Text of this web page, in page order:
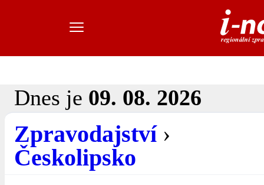
Dnes je 09. 08. 2026
Zpravodajství›
Českolipsko